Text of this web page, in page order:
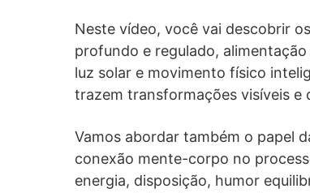
Neste vídeo, você vai descobrir
profundo e regulado,
luz solar e movimento físico
trazem transformações visíveis e
Vamos abordar também o papel
conexão mente-corpo no
energia, disposição, humor